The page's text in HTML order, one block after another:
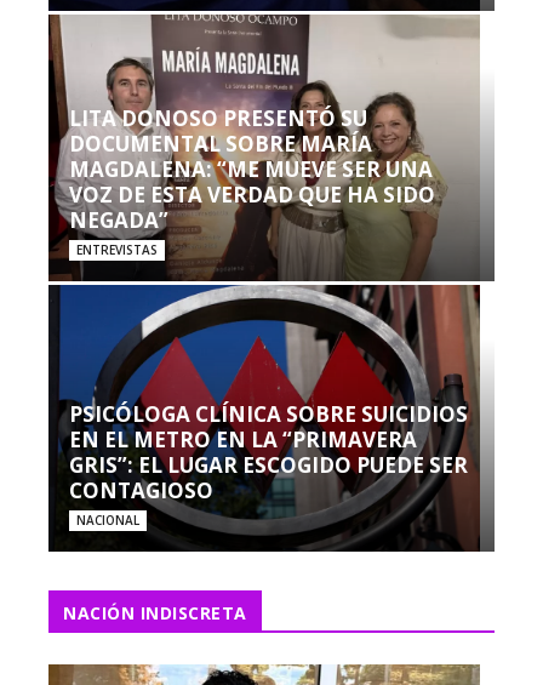
LITA DONOSO PRESENTÓ SU
DOCUMENTAL SOBRE MARÍA
MAGDALENA: “ME MUEVE SER UNA
VOZ DE ESTA VERDAD QUE HA SIDO
NEGADA”
ENTREVISTAS
PSICÓLOGA CLÍNICA SOBRE SUICIDIOS
EN EL METRO EN LA “PRIMAVERA
GRIS”: EL LUGAR ESCOGIDO PUEDE SER
CONTAGIOSO
NACIONAL
NACIÓN INDISCRETA